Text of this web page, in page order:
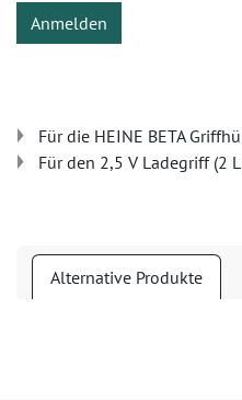
Anmelden
Für die HEINE BETA
Für den 2,5 V Ladegriff (2
Alternative Produkte